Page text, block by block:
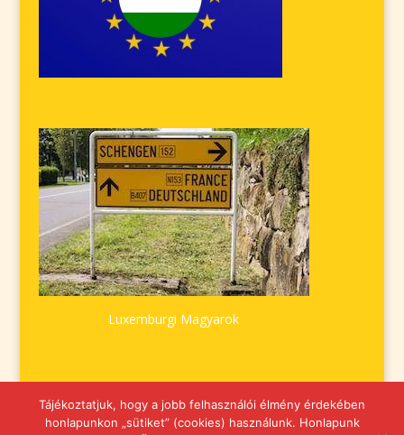
Luxemburgi Magyarok
Tájékoztatjuk, hogy a jobb felhasználói élmény érdekében
honlapunkon „sütiket” (cookies) használunk. Honlapunk